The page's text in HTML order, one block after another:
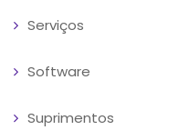
Serviços
Software
Suprimentos